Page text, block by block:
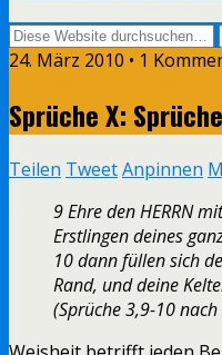
24. März 2010 • 1
Sprüche X:
Teilen TweetAnpinnen
9 Ehre den HERRN
Erstlingen deines
10 dann füllen sich
Rand, und deine
(Sprüche 3,9-10